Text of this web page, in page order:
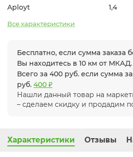
Aployt 1,4
Все характеристики
Бесплатно, если сумма заказа
Вы находитесь в 10 км от МКАД.
Всего за 400 руб. если сумма
руб. 400 ₽
Нашли данный товар на
– сделаем скидку и продадим
Характеристики Отзывы